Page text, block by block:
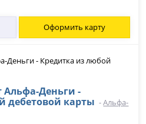
Оформить карту
Деньги -
дебетовой карты -Альфа-